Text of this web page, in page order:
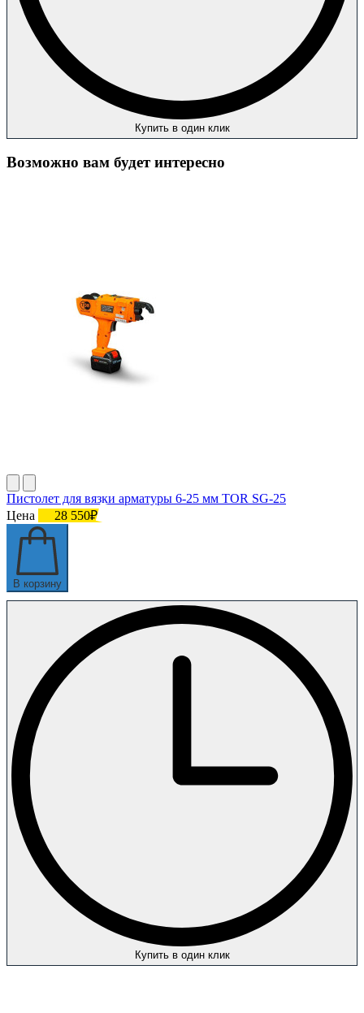
Купить в один клик
Возможно вам будет интересно
Пистолет для вязки арматуры 6-25 мм TOR SG-25
Цена
28 550₽
В корзину
Купить в один клик